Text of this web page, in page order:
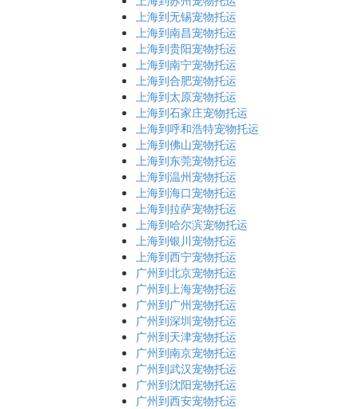
上海到无锡宠物托运
上海到南昌宠物托运
上海到贵阳宠物托运
上海到南宁宠物托运
上海到合肥宠物托运
上海到太原宠物托运
上海到石家庄宠物托运
上海到呼和浩特宠物托运
上海到佛山宠物托运
上海到东莞宠物托运
上海到温州宠物托运
上海到海口宠物托运
上海到拉萨宠物托运
上海到哈尔滨宠物托运
上海到银川宠物托运
上海到西宁宠物托运
广州到北京宠物托运
广州到上海宠物托运
广州到广州宠物托运
广州到深圳宠物托运
广州到天津宠物托运
广州到南京宠物托运
广州到武汉宠物托运
广州到沈阳宠物托运
广州到西安宠物托运